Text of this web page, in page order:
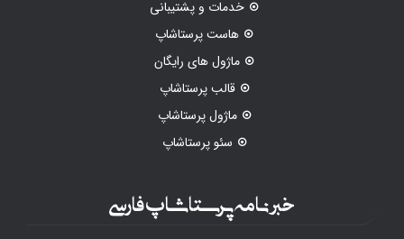
خدمات و پشتیبانی
هاست پرستاشاپ
ماژول های رایگان
قالب پرستاشاپ
ماژول پرستاشاپ
سئو پرستاشاپ
خبرنامه پرستاشاپ فارسی